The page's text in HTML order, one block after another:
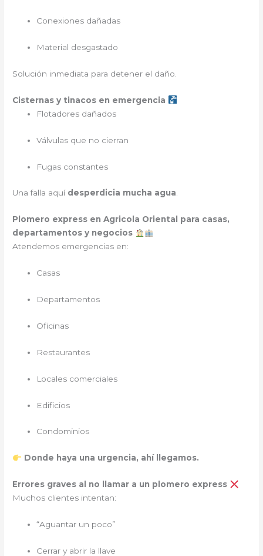
Conexiones dañadas
Material desgastado
Solución inmediata para detener el daño.
Cisternas y tinacos en emergencia
Flotadores dañados
Válvulas que no cierran
Fugas constantes
Una falla aquí desperdicia mucha agua.
Plomero express en Agricola Oriental para casas,
departamentos y negocios
Atendemos emergencias en:
Casas
Departamentos
Oficinas
Restaurantes
Locales comerciales
Edificios
Condominios
Donde haya una urgencia, ahí llegamos.
Errores graves al no llamar a un plomero express
Muchos clientes intentan:
“Aguantar un poco”
Cerrar y abrir la llave